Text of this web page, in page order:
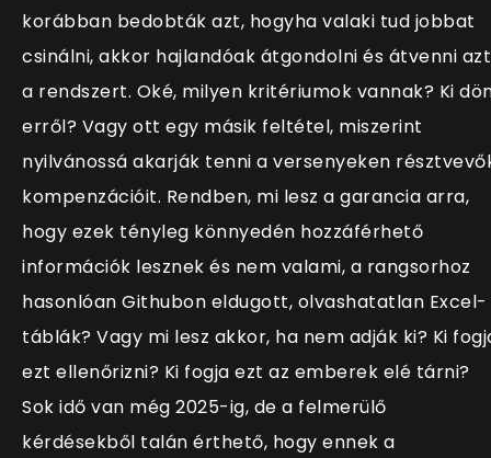
korábban bedobták azt, hogyha valaki tud jobbat
csinálni, akkor hajlandóak átgondolni és átvenni azt
a rendszert. Oké, milyen kritériumok vannak? Ki
erről? Vagy ott egy másik feltétel, miszerint
nyilvánossá akarják tenni a versenyeken
kompenzációit. Rendben, mi lesz a garancia arra,
hogy ezek tényleg könnyedén hozzáférhető
információk lesznek és nem valami, a rangsorhoz
hasonlóan Githubon eldugott, olvashatatlan Excel-
táblák? Vagy mi lesz akkor, ha nem adják ki? Ki
ezt ellenőrizni? Ki fogja ezt az emberek elé tárni?
Sok idő van még 2025-ig, de a felmerülő
kérdésekből talán érthető, hogy ennek a